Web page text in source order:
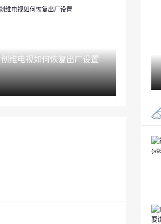
创维电视如何恢复出厂设置